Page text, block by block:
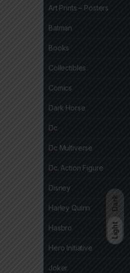
Dark
Light
Art Prints – Posters
Batman
Books
Collectibles
Comics
Dark Horse
Dc
Dc Multiverse
Dc. Action Figure
Disney
Harley Quinn
Hasbro
Hero Initiative
Joker